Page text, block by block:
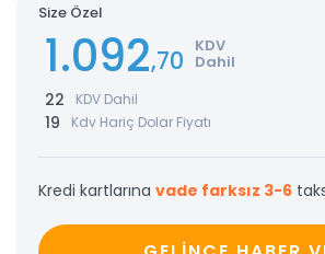
Size Özel
1.092,70 KDV
Dahil
22 KDV Dahil
19 Kdv Hariç Dolar Fiyatı
Kredi kartlarına vade farksız 3-6